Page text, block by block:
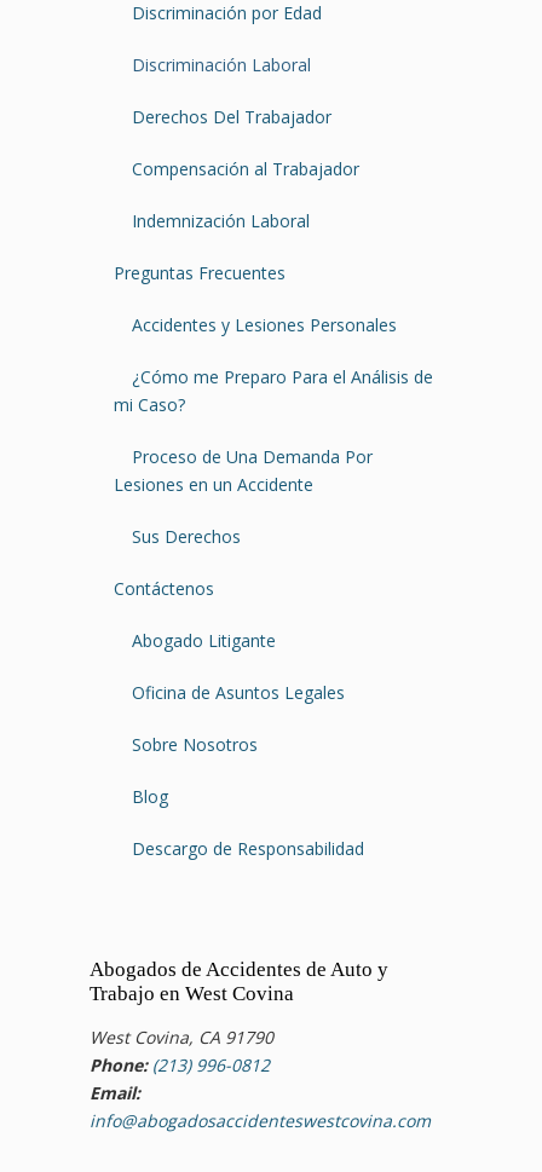
Discriminación por Edad
Discriminación Laboral
Derechos Del Trabajador
Compensación al Trabajador
Indemnización Laboral
Preguntas Frecuentes
Accidentes y Lesiones Personales
¿Cómo me Preparo Para el Análisis de
mi Caso?
Proceso de Una Demanda Por
Lesiones en un Accidente
Sus Derechos
Contáctenos
Abogado Litigante
Oficina de Asuntos Legales
Sobre Nosotros
Blog
Descargo de Responsabilidad
Abogados de Accidentes de Auto y
Trabajo en West Covina
West Covina, CA 91790
Phone: (213) 996-0812
Email:
info@abogadosaccidenteswestcovina.com